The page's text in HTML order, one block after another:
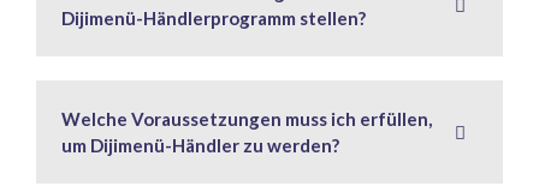
Dijimenü-Händlerprogramm stellen?
Welche Voraussetzungen muss ich erfüllen,
um Dijimenü-Händler zu werden?